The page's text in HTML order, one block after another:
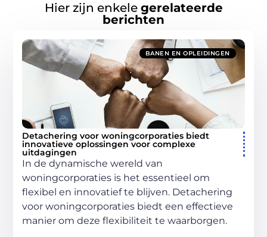
Hier zijn enkele gerelateerde
berichten
BANEN EN OPLEIDINGEN
Detachering voor woningcorporaties biedt
innovatieve oplossingen voor complexe
uitdagingen
In de dynamische wereld van
woningcorporaties is het essentieel om
flexibel en innovatief te blijven. Detachering
voor woningcorporaties biedt een effectieve
manier om deze flexibiliteit te waarborgen.